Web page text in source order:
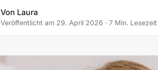
Von Laura
Veröffentlicht am 29. April 2026 · 7 Min. Lesezeit